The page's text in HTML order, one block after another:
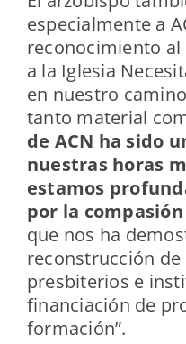
especialmente a
reconocimiento al
a la Iglesia
en nuestro
tanto material
de ACN ha sido
nuestras horas
estamos
por la
que nos ha
reconstrucción de
presbiterios e
financiación de
formación”.